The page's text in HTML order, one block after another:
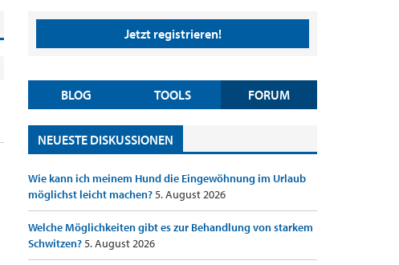
Jetzt registrieren!
BLOG TOOLS FORUM
NEUESTE DISKUSSIONEN
Wie kann ich meinem Hund die Eingewöhnung im Urlaub
möglichst leicht machen?5. August 2026
Welche Möglichkeiten gibt es zur Behandlung von starkem
Schwitzen?5. August 2026